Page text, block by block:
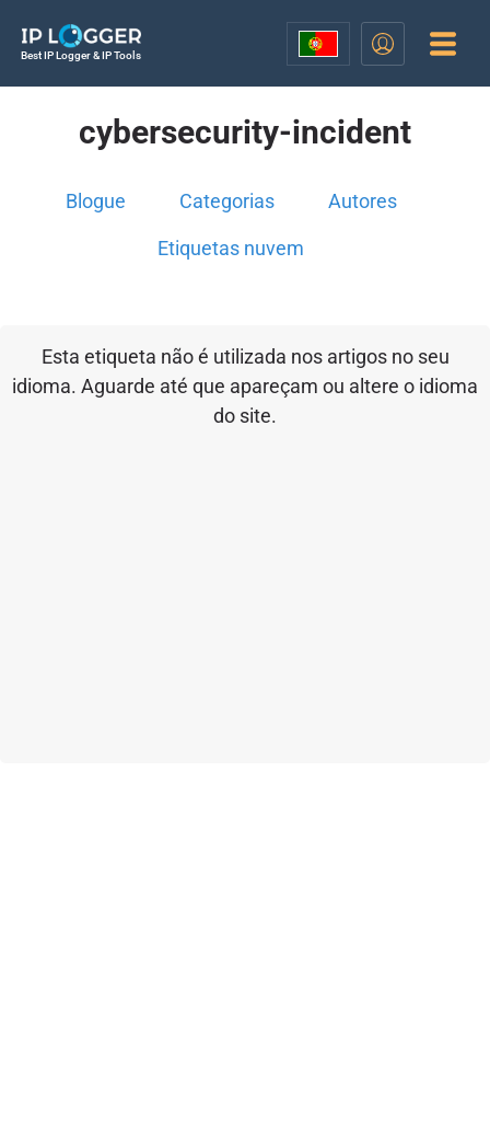
Best IP Logger & IP Tools
cybersecurity-incident
Blogue Categorias Autores
Etiquetas nuvem